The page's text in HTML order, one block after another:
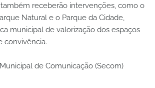
receberão intervenções, como o
Natural e o Parque da Cidade,
municipal de valorização dos espaços
convivência.
de Comunicação (Secom)